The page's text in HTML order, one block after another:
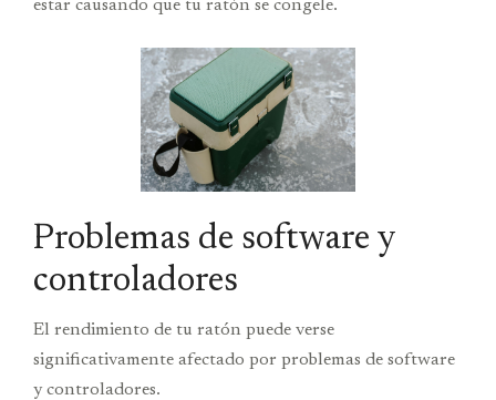
estar causando que tu ratón se congele.
Problemas de software y
controladores
El rendimiento de tu ratón puede verse
significativamente afectado por problemas de software
y controladores.